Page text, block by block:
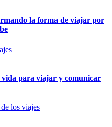
la forma de viajar por
vida para viajar y comunicar